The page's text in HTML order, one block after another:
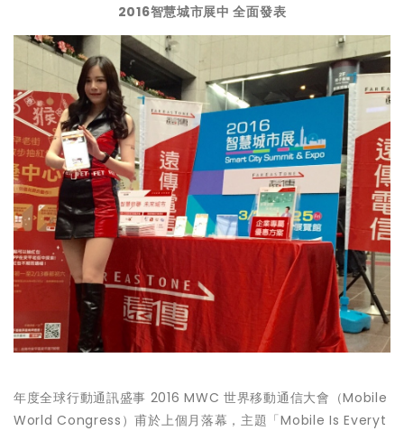
2016智慧城市展中 全面發表
年度全球行動通訊盛事 2016 MWC 世界移動通信大會 （Mobile
World Congress）甫於上個月落幕，主題「Mobile Is Everyt